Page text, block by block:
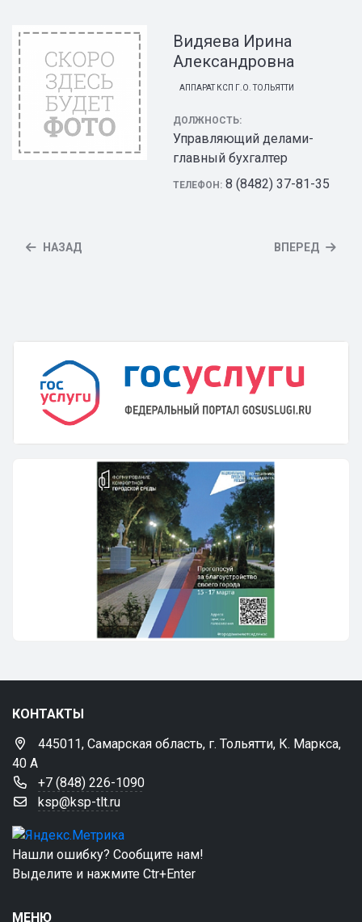
Видяева Ирина
Александровна
АППАРАТ КСП Г.О. ТОЛЬЯТТИ
ДОЛЖНОСТЬ:
Управляющий делами-
главный бухгалтер
ТЕЛЕФОН: 8 (8482) 37-81-35
НАЗАД ВПЕРЕД
КОНТАКТЫ
445011, Самарская область, г. Тольятти, К. Маркса,
40 А
+7 (848) 226-1090
ksp@ksp-tlt.ru
Нашли ошибку? Сообщите нам!
Выделите и нажмите Ctr+Enter
МЕНЮ